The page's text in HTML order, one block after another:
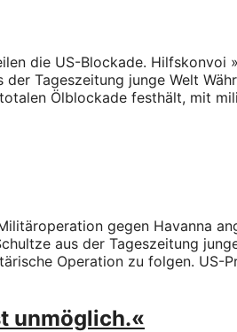
die US-Blockade.
Tageszeitung junge Welt
Ölblockade festhält, mit
gegen Havanna
aus der Tageszeitung
Operation zu folgen. US-
unmöglich.«